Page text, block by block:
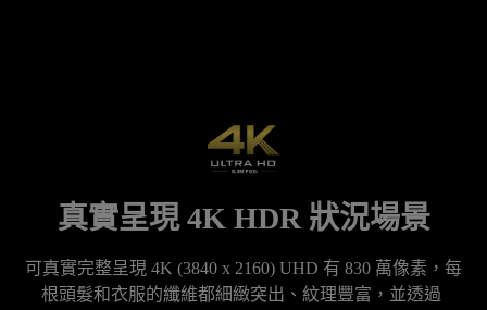
真實呈現 4K HDR 狀況場景
可真實完整呈現 4K (3840 x 2160) UHD 有 830 萬像素，每
根頭髮和衣服的纖維都細緻突出、紋理豐富，並透過